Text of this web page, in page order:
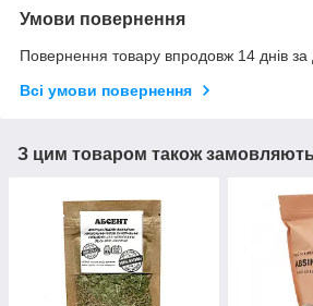
Умови повернення
Повернення товару впродовж 14 днів за
Всі умови повернення
З цим товаром також замовляють